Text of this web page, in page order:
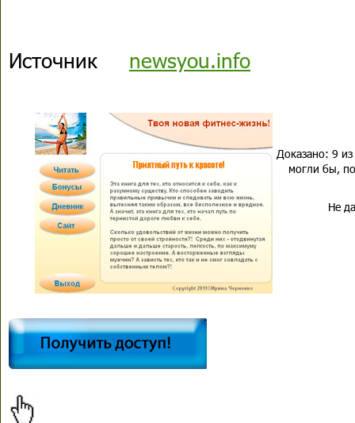
Источник newsyou.info
Доказано: 9
могли бы,
Не